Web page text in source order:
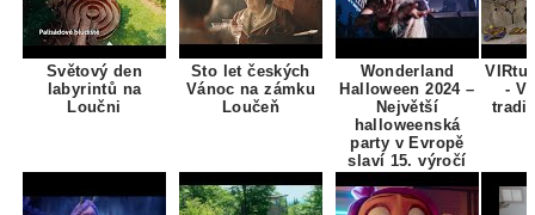
Světový den
labyrintů na
Loučni
Sto let českých
Vánoc na zámku
Loučeň
Wonderland
Halloween 2024 –
Největší
halloweenská
party v Evropě
slaví 15. výročí
-